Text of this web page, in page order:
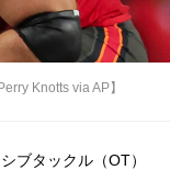
Knotts via AP】
ブタックル（OT）